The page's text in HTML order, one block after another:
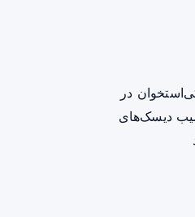
در
دیسک‌های